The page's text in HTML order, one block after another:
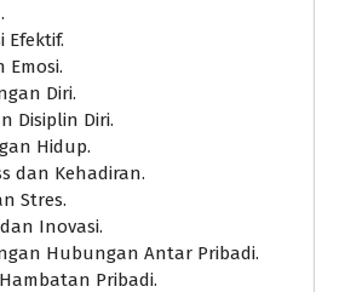
Efektif.
Emosi.
Diri.
Disiplin Diri.
Hidup.
dan Kehadiran.
Stres.
Inovasi.
Hubungan Antar Pribadi.
Pribadi.